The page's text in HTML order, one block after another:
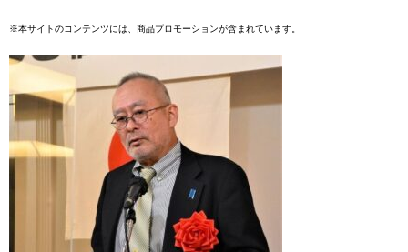
※本サイトのコンテンツには、商品プロモーションが含まれています。